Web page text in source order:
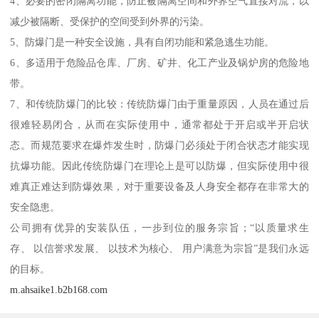
减少被隔断、受保护的空间受到外界的污染。
5、防爆门是一种安全设施，具有自闭功能和紧急逃生功能。
6、多适用于危险品仓库、厂房、矿井、化工产业及锅炉房的危险地
带。
7、和传统防爆门的比较：传统防爆门由于重量原因，人员在通过后
很难轻易闭合，从而在实际使用中，通常都处于开启或半开启状
态。而规范要求在爆炸发生时，防爆门必须处于闭合状态才能实现
抗爆功能。因此传统防爆门在理论上是可以防爆，但实际使用中很
难真正难达到防爆效果，对于重要设备及人身安全都存在非常大的
安全隐患。
公司拥有优异的安装队伍，一步到位的服务宗旨；“以质量求生
存、 以信誉求发展、 以技术为核心、 用户满意为宗旨”是我们永远
的目标。
m.ahsaike1.b2b168.com